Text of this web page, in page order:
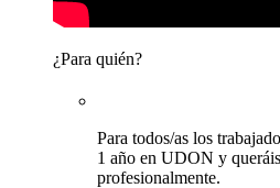
¿Para quién?
Para todos/as los
1 año en UDON y
profesionalmente.